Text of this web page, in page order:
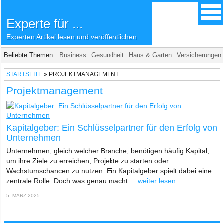
Experte für ...
Experten Artikel lesen und veröffentlichen
Beliebte Themen: Business Gesundheit Haus & Garten Versicherungen
STARTSEITE » PROJEKTMANAGEMENT
Projektmanagement
Kapitalgeber: Ein Schlüsselpartner für den Erfolg von
Unternehmen
Unternehmen, gleich welcher Branche, benötigen häufig Kapital,
um ihre Ziele zu erreichen, Projekte zu starten oder
Wachstumschancen zu nutzen. Ein Kapitalgeber spielt dabei eine
zentrale Rolle. Doch was genau macht ...weiter lesen
5. MÄRZ 2025